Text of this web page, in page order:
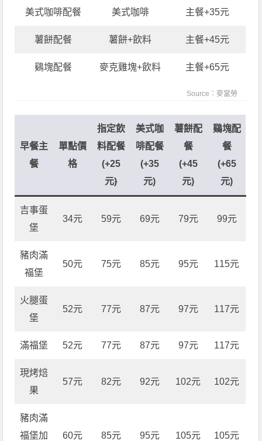
美式咖啡配餐 美式咖啡 主餐+35元
薯餅配餐 薯餅+飲料 主餐+45元
鷄塊配餐 麥克雞塊+飲料 主餐+65元
Source：麥當勞
早餐主
餐
單點價
格
指定飲
料配餐
(+25
元)
美式咖
啡配餐
(+35
元)
薯餅配
餐
(+45
元)
鷄塊配
餐
(+65
元)
吉事蛋
堡
34元 59元 69元 79元 99元
豬肉滿
福堡
50元 75元 85元 95元 115元
火腿蛋
堡
52元 77元 87元 97元 117元
滿福堡 52元 77元 87元 97元 117元
現烤焙
果
57元 82元 92元 102元 102元
豬肉滿
福堡加
60元 85元 95元 105元 105元